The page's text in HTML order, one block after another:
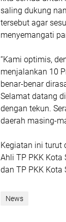
saling dukung
tersebut agar
menyemangati
“Kami optimis,
menjalankan 10
benar-benar
Selamat datang
dengan tekun.
daerah masing-
Kegiatan ini turut
Ahli TP PKK Kota
dan TP PKK Kota
News